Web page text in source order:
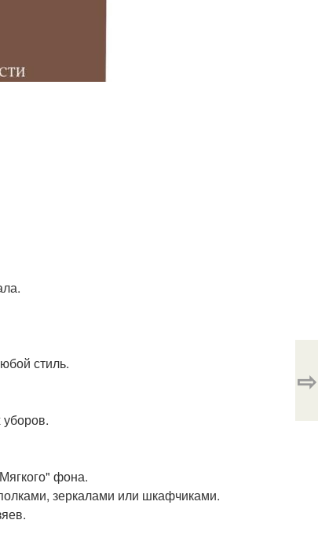
стиль.
фона.
зеркалами или шкафчиками.
⇨